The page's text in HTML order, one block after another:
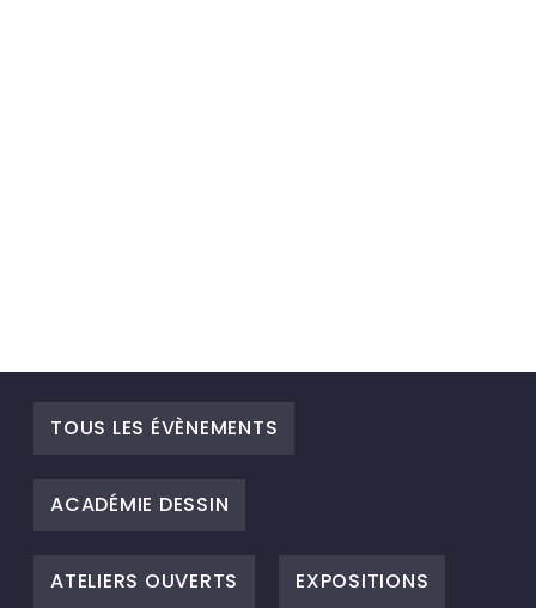
TOUS LES ÉVÈNEMENTS
ACADÉMIE DESSIN
ATELIERS OUVERTS EXPOSITIONS